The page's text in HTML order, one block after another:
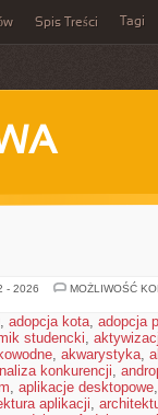
Spis Treści Tagi
- 2026
MOŻLIWOŚĆ
, adopcja kota, adopcja
studencki,
, akwarystyka,
konkurencji,
, aplikacje desktopowe
aplikacji,